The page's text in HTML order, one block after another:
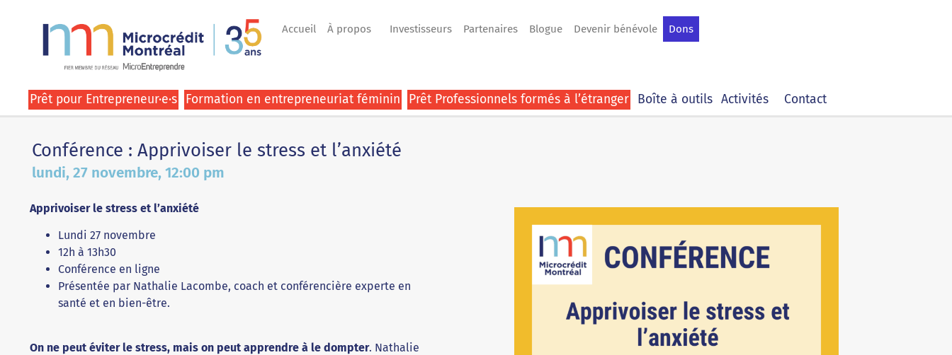
Accueil À propos Investisseurs Partenaires Blogue Devenir bénévole Dons
Prêt pour Entrepreneur·e·s Formation en entrepreneuriat féminin Prêt Professionnels formés à l’étranger Boîte à outils Activités Contact
Conférence : Apprivoiser le stress et l’anxiété
lundi, 27 novembre, 12:00 pm
Apprivoiser le stress et l’anxiété
Lundi 27 novembre
12h à 13h30
Conférence en ligne
Présentée par Nathalie Lacombe, coach et conférencière experte en
santé et en bien-être.
On ne peut éviter le stress, mais on peut apprendre à le dompter. Nathalie